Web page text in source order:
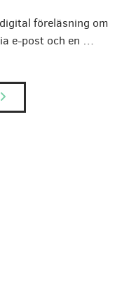
föreläsning om
e-post och en …